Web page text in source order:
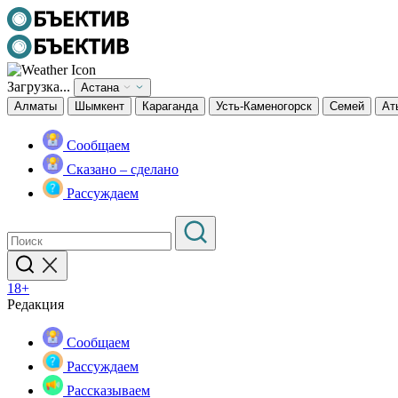
Загрузка...
Астана
Алматы
Шымкент Караганда Усть-Каменогорск Семей
Сообщаем
Сказано – сделано
Рассуждаем
18+
Редакция
Сообщаем
Рассуждаем
Рассказываем